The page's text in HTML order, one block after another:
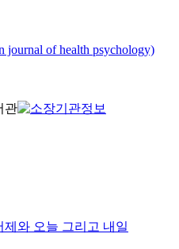
of health psychology)
관
와 오늘 그리고 내일